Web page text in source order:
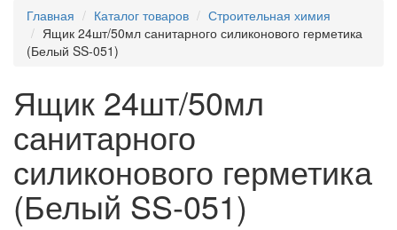
Главная Каталог товаров
Строительная химия
Ящик 24шт/50мл санитарного силиконового герметика
(Белый SS-051)
Ящик 24шт/50мл
санитарного
силиконового герметика
(Белый SS-051)